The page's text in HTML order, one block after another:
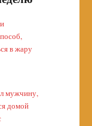
в жару
мужчину,
домой